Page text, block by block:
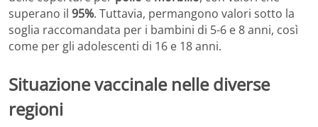
superano il 95%. Tuttavia, permangono valori sotto la
soglia raccomandata per i bambini di 5-6 e 8 anni, così
come per gli adolescenti di 16 e 18 anni.
Situazione vaccinale nelle diverse
regioni